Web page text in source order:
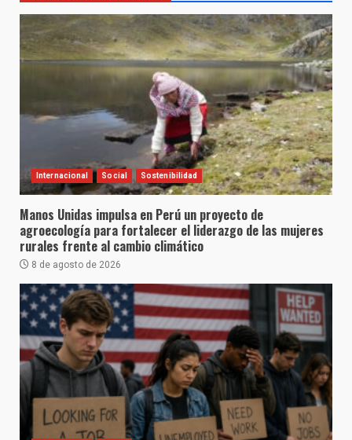
Internacional Social Sostenibilidad
Manos Unidas impulsa en Perú un proyecto de
agroecología para fortalecer el liderazgo de las mujeres
rurales frente al cambio climático
8 de agosto de 2026